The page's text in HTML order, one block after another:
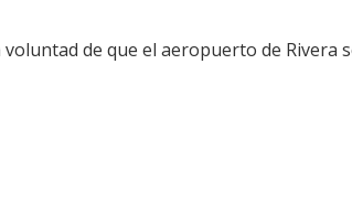
de que el aeropuerto de Rivera